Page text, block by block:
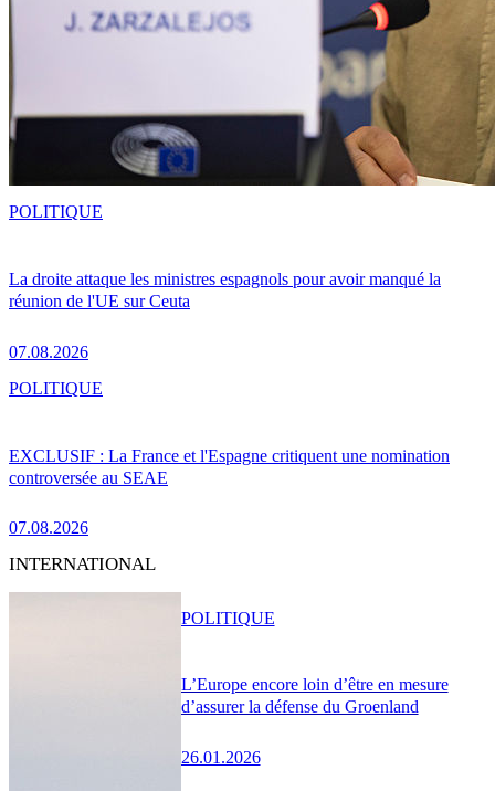
La droite attaque les ministres espagnols pour avoir manqué la
réunion de l'UE sur Ceuta
07.08.2026
POLITIQUE
EXCLUSIF : La France et l'Espagne critiquent une nomination
controversée au SEAE
07.08.2026
POLITIQUE
INTERNATIONAL
L’Europe encore loin d’être en mesure
d’assurer la défense du Groenland
26.01.2026
POLITIQUE